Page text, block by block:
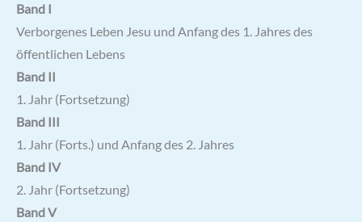
Band I
Verborgenes Leben Jesu und Anfang des 1. Jahres des
öffentlichen Lebens
Band II
1. Jahr (Fortsetzung)
Band III
1. Jahr (Forts.) und Anfang des 2. Jahres
Band IV
2. Jahr (Fortsetzung)
Band V